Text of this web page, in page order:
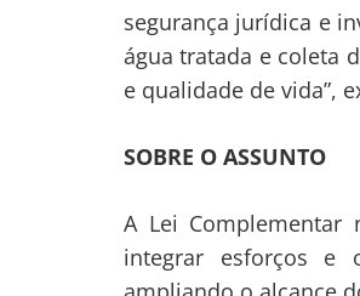
segurança jurídica e
água tratada e coleta
e qualidade de vida”,
SOBRE O ASSUNTO
A Lei Complementar
integrar esforços e